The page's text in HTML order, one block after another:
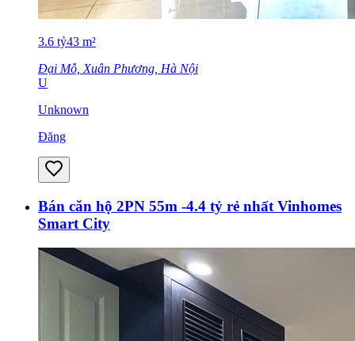
3.6 tỷ43 m²
Đại Mỗ, Xuân Phương, Hà Nội
U
Unknown
Đăng
Bán căn hộ 2PN 55m -4.4 tỷ rẻ nhất Vinhomes
Smart City